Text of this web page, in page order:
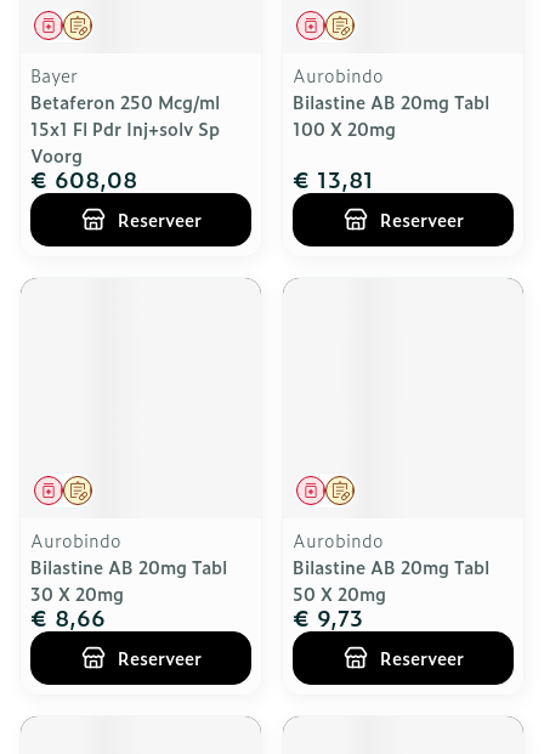
Op voorschrift
Geneesmiddel
Bayer
Betaferon 250 Mcg/ml
15x1 Fl Pdr Inj+solv Sp
Voorg
€ 608,08
Reserveer
Op voorschrift
Geneesmiddel
Aurobindo
Bilastine AB 20mg Tabl
100 X 20mg
€ 13,81
Reserveer
Op voorschrift
Geneesmiddel
Aurobindo
Bilastine AB 20mg Tabl
30 X 20mg
€ 8,66
Reserveer
Op voorschrift
Geneesmiddel
Aurobindo
Bilastine AB 20mg Tabl
50 X 20mg
€ 9,73
Reserveer